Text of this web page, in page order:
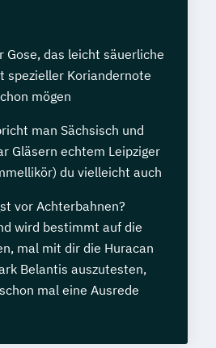
Gose, das leicht säuerliche
spezieller Koriandernote
mögen
man Sächsisch und
Gläsern echtem Leipziger
du vielleicht auch
vor Achterbahnen?
wird bestimmt auf die
mal mit dir die Huracan
Belantis auszutesten,
mal eine Ausrede